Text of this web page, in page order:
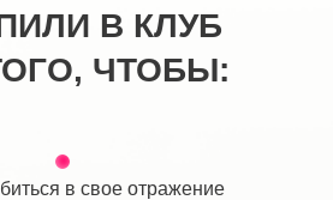
В КЛУБ
ЧТОБЫ:
в свое отражение